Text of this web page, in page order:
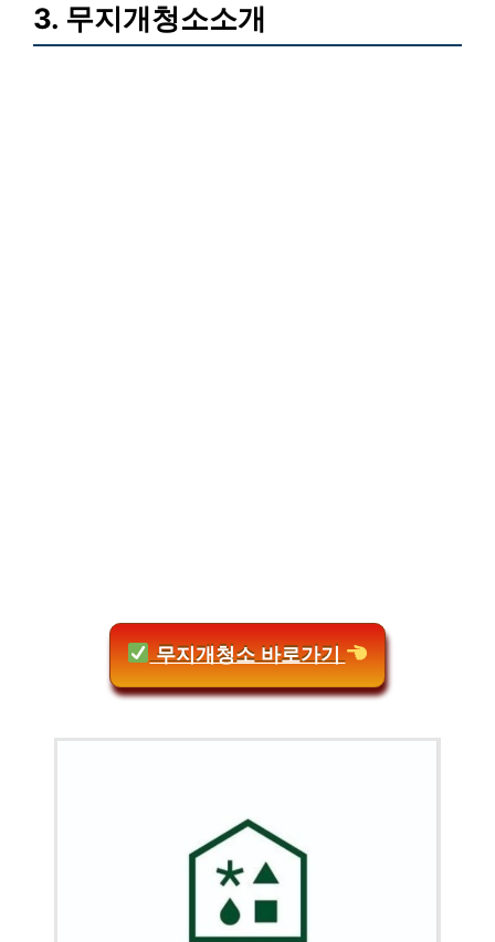
3. 무지개청소소개
무지개청소 바로가기